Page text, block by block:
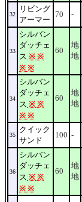
32
リビング
アーマー
70 -
33
シルバン
ダッチェ
ス ※ ※
※ ※
60
地
地
34
シルバン
ダッチェ
ス ※ ※
※ ※
60
地
地
35
クイック
サンド
100 -
36
シルバン
ダッチェ
ス ※ ※
※ ※
60
地
地